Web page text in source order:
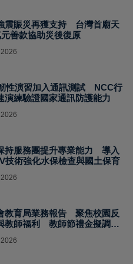
震賑災再獲支持 台灣首廟天
善款協助災後復原
性演習加入通訊測試 NCC行
演練驗證國家通訊防護能力
持服務團提升專業能力 導入
技術強化水保檢查與國土保育
教育局業務報告 聚焦校園反
教師福利 教師節禮金擬調升